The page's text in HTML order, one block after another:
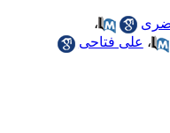
،
،علی فتاحی